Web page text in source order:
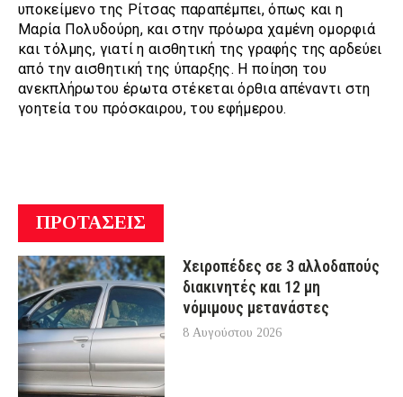
υποκείμενο της Ρίτσας παραπέμπει, όπως και η
Μαρία Πολυδούρη, και στην πρόωρα χαμένη ομορφιά
και τόλμης, γιατί η αισθητική της γραφής της αρδεύει
από την αισθητική της ύπαρξης. Η ποίηση του
ανεκπλήρωτου έρωτα στέκεται όρθια απέναντι στη
γοητεία του πρόσκαιρου, του εφήμερου.
ΠΡΟΤΑΣΕΙΣ
Χειροπέδες σε 3 αλλοδαπούς
διακινητές και 12 μη
νόμιμους μετανάστες
8 Αυγούστου 2026